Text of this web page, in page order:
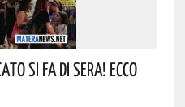
Si Fa Di Sera! Ecco